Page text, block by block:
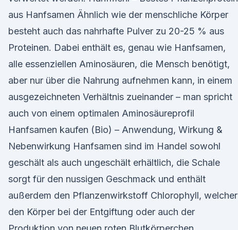
aus Hanfsamen Ähnlich wie der menschliche Körper
besteht auch das nahrhafte Pulver zu 20-25 % aus
Proteinen. Dabei enthält es, genau wie Hanfsamen,
alle essenziellen Aminosäuren, die Mensch benötigt,
aber nur über die Nahrung aufnehmen kann, in einem
ausgezeichneten Verhältnis zueinander – man spricht
auch von einem optimalen Aminosäureprofil
Hanfsamen kaufen (Bio) – Anwendung, Wirkung &
Nebenwirkung Hanfsamen sind im Handel sowohl
geschält als auch ungeschält erhältlich, die Schale
sorgt für den nussigen Geschmack und enthält
außerdem den Pflanzenwirkstoff Chlorophyll, welcher
den Körper bei der Entgiftung oder auch der